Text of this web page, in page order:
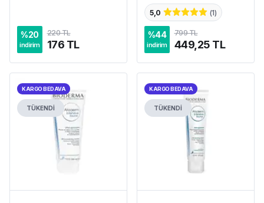
%20
indirim
220 TL
176 TL
5,0 (1)
%44
indirim
799 TL
449,25 TL
KARGO BEDAVA
TÜKENDİ
KARGO BEDAVA
TÜKENDİ